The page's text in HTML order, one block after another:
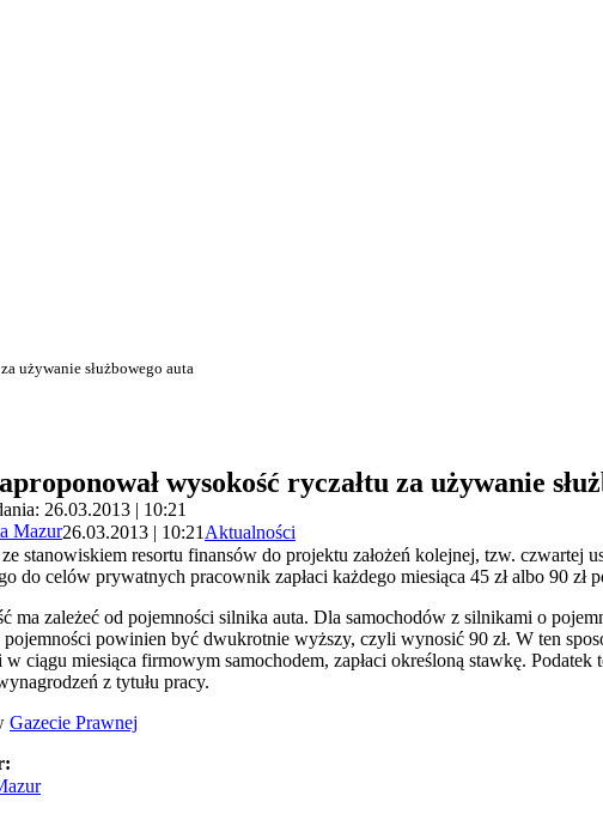
używanie służbowego auta
wysokość ryczałtu za używanie
26.03.2013 | 10:21
Mazur26.03.2013 | 10:21 Aktualności
stanowiskiem resortu finansów do projektu założeń kolejnej, tzw. czwartej
do celów prywatnych pracownik zapłaci każdego miesiąca 45 zł albo 90 zł
ma zależeć od pojemności silnika auta. Dla samochodów z silnikami o
powinien być dwukrotnie wyższy, czyli wynosić 90 zł. W ten
ciągu miesiąca firmowym samochodem, zapłaci określoną stawkę.
z tytułu pracy.
Gazecie Prawnej